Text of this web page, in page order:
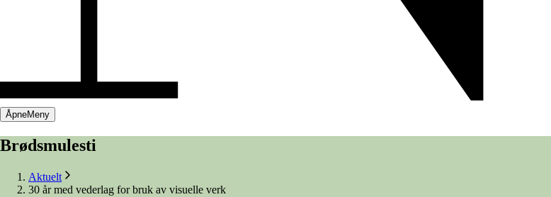
ÅpneMeny
Brødsmulesti
Aktuelt
30 år med vederlag for bruk av visuelle verk